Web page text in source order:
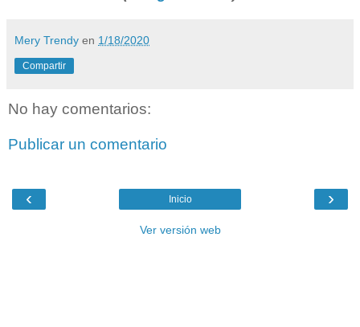
Mery Trendy en 1/18/2020
Compartir
No hay comentarios:
Publicar un comentario
‹ ›
Inicio
Ver versión web